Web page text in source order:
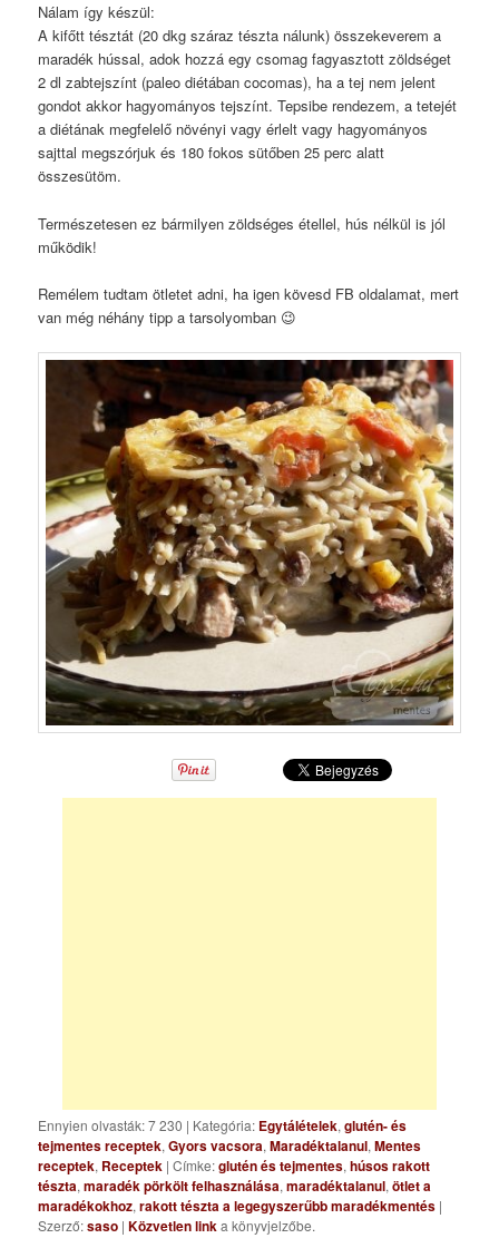
Nálam így készül:
A kifőtt tésztát (20 dkg száraz tészta nálunk) összekeverem a
maradék hússal, adok hozzá egy csomag fagyasztott zöldséget
2 dl zabtejszínt (paleo diétában cocomas), ha a tej nem jelent
gondot akkor hagyományos tejszínt. Tepsibe rendezem, a tetejét
a diétának megfelelő növényi vagy érlelt vagy hagyományos
sajttal megszórjuk és 180 fokos sütőben 25 perc alatt
összesütöm.
Természetesen ez bármilyen zöldséges étellel, hús nélkül is jól
működik!
Remélem tudtam ötletet adni, ha igen kövesd FB oldalamat, mert
van még néhány tipp a tarsolyomban 😉
Ennyien olvasták: 7 230 | Kategória: Egytálételek,glutén- és
tejmentes receptek,Gyors vacsora,Maradéktalanul,Mentes
receptek, Receptek | Címke:glutén és tejmentes,húsos rakott
tészta,maradék pörkölt felhasználása,maradéktalanul,ötlet a
maradékokhoz,rakott tészta a legegyszerűbb maradékmentés |
Szerző:saso |Közvetlen linka könyvjelzőbe.